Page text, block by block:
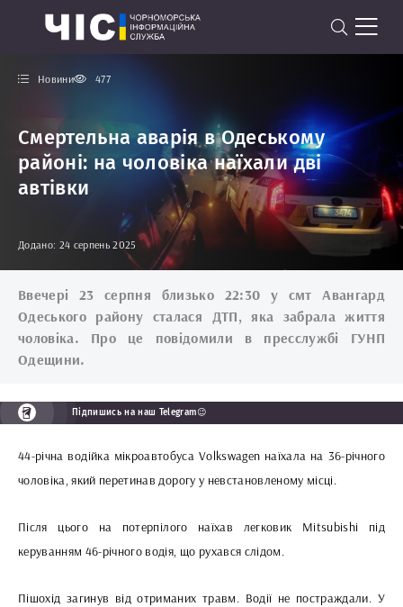
Новини 477
Смертельна аварія в Одеському
районі: на чоловіка наїхали дві
автівки
Додано: 24 серпень 2025
Ввечері 23 серпня близько 22:30 у смт Авангард
Одеського району сталася ДТП, яка забрала життя
чоловіка. Про це повідомили в пресслужбі ГУНП
Одещини.
Підпишись на наш Telegram😉
44-річна водійка мікроавтобуса Volkswagen наїхала на 36-річного
чоловіка, який перетинав дорогу у невстановленому місці.
Після цього на потерпілого наїхав легковик Mitsubishi під
керуванням 46-річного водія, що рухався слідом.
Пішохід загинув від отриманих травм. Водії не постраждали. У